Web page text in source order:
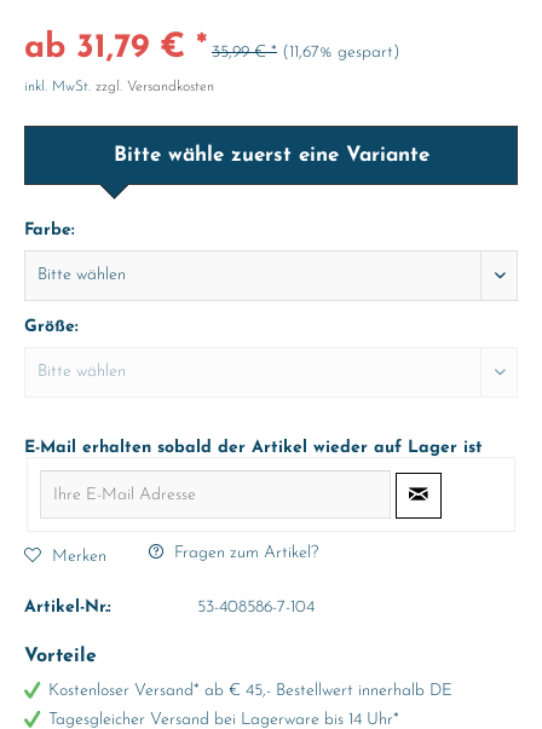
ab 31,79 € * 35,99 € * (11,67% gespart)
inkl. MwSt. zzgl. Versandkosten
Bitte wähle zuerst eine Variante
Farbe:
Größe:
E-Mail erhalten sobald der Artikel wieder auf Lager ist
Merken Fragen zum Artikel?
Artikel-Nr.: 53-408586-7-104
Vorteile
Kostenloser Versand* ab € 45,- Bestellwert innerhalb DE
Tagesgleicher Versand bei Lagerware bis 14 Uhr*